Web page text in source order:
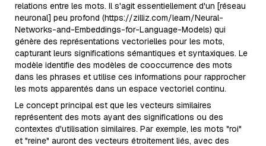
relations entre les mots. Il s'agit essentiellement d'un [réseau
neuronal] peu profond (https://zilliz.com/learn/Neural-
Networks-and-Embeddings-for-Language-Models) qui
génère des représentations vectorielles pour les mots,
capturant leurs significations sémantiques et syntaxiques. Le
modèle identifie des modèles de cooccurrence des mots
dans les phrases et utilise ces informations pour rapprocher
les mots apparentés dans un espace vectoriel continu.
Le concept principal est que les vecteurs similaires
représentent des mots ayant des significations ou des
contextes d'utilisation similaires. Par exemple, les mots "roi"
et "reine" auront des vecteurs étroitement liés, avec des